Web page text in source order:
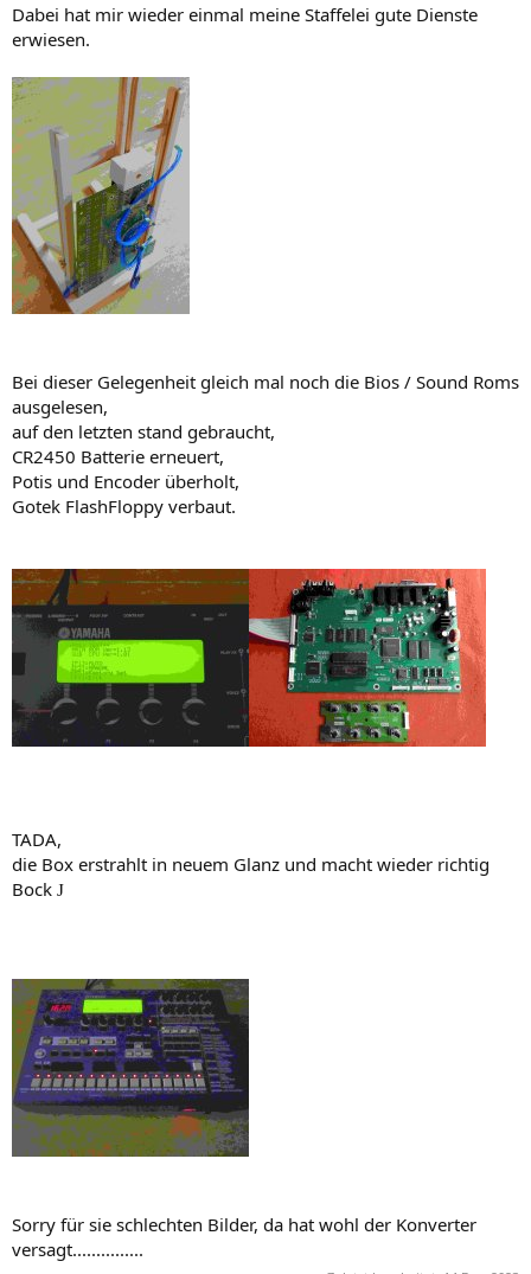
Dabei hat mir wieder einmal meine Staffelei gute Dienste
erwiesen.
Bei dieser Gelegenheit gleich mal noch die Bios / Sound Roms
ausgelesen,
auf den letzten stand gebraucht,
CR2450 Batterie erneuert,
Potis und Encoder überholt,
Gotek FlashFloppy verbaut.
TADA,
die Box erstrahlt in neuem Glanz und macht wieder richtig
Bock J
Sorry für sie schlechten Bilder, da hat wohl der Konverter
versagt...............